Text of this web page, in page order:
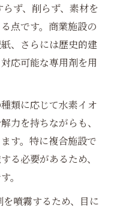
ず、削らず、素材を
点です。商業施設の
、さらには歴史的建
応可能な専用剤を用
類に応じて水素イオ
力を持ちながらも、
す。特に複合施設で
る必要があるため、
。
噴霧するため、目に